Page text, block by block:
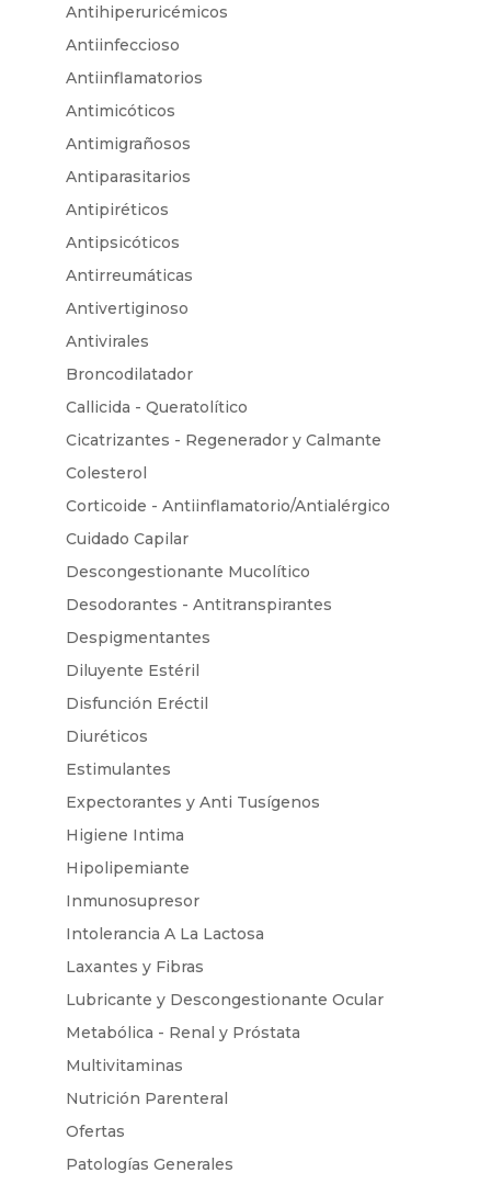
Antihiperuricémicos
Antiinfeccioso
Antiinflamatorios
Antimicóticos
Antimigrañosos
Antiparasitarios
Antipiréticos
Antipsicóticos
Antirreumáticas
Antivertiginoso
Antivirales
Broncodilatador
Callicida - Queratolítico
Cicatrizantes - Regenerador y Calmante
Colesterol
Corticoide - Antiinflamatorio/Antialérgico
Cuidado Capilar
Descongestionante Mucolítico
Desodorantes - Antitranspirantes
Despigmentantes
Diluyente Estéril
Disfunción Eréctil
Diuréticos
Estimulantes
Expectorantes y Anti Tusígenos
Higiene Intima
Hipolipemiante
Inmunosupresor
Intolerancia A La Lactosa
Laxantes y Fibras
Lubricante y Descongestionante Ocular
Metabólica - Renal y Próstata
Multivitaminas
Nutrición Parenteral
Ofertas
Patologías Generales